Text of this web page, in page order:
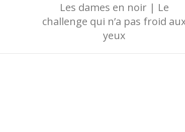
Les dames en noir | Le
challenge qui n’a pas froid
yeux